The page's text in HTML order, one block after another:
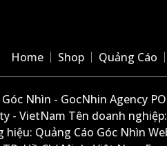
Home Shop Quảng Cáo
Nhìn - GocNhin Agency
- VietNam Tên doanh
Quảng Cáo Góc Nhìn